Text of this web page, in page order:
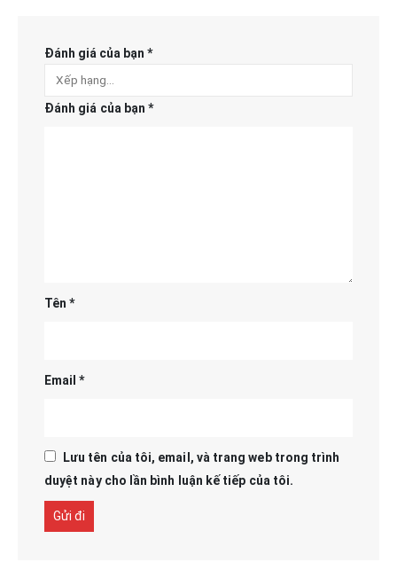
Đánh giá của bạn *
Đánh giá của bạn*
Tên*
Email*
Lưu tên của tôi, email, và trang web trong trình
duyệt này cho lần bình luận kế tiếp của tôi.